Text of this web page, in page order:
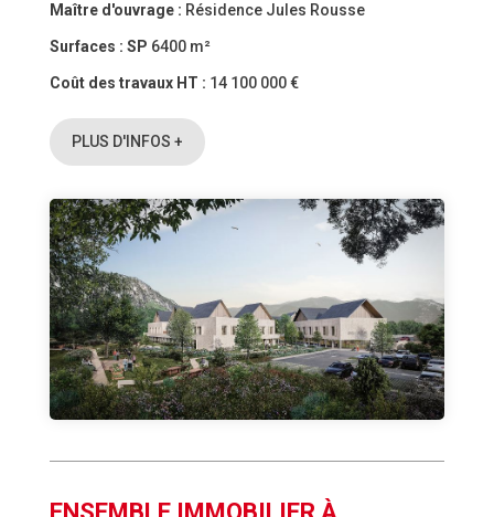
Maître d'ouvrage : Résidence Jules Rousse
Surfaces : SP 6400 m²
Coût des travaux HT : 14 100 000 €
PLUS D'INFOS +